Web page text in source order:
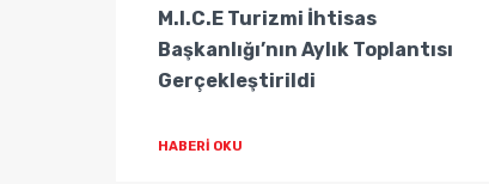
M.I.C.E Turizmi İhtisas
Başkanlığı’nın Aylık Toplantısı
Gerçekleştirildi
HABERİ OKU